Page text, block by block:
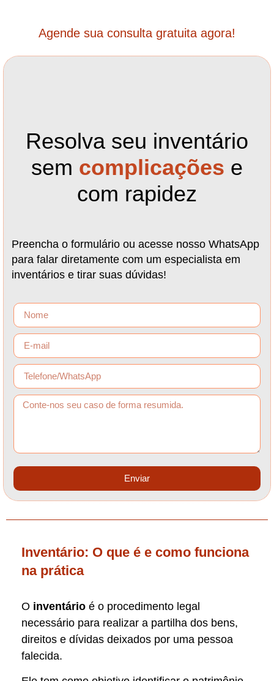
Agende sua consulta gratuita agora!
Resolva seu inventário
sem complicações e
com rapidez
Preencha o formulário ou acesse nosso WhatsApp
para falar diretamente com um especialista em
inventários e tirar suas dúvidas!
Enviar
Inventário: O que é e como funciona
na prática
O inventário é o procedimento legal
necessário para realizar a partilha dos bens,
direitos e dívidas deixados por uma pessoa
falecida.